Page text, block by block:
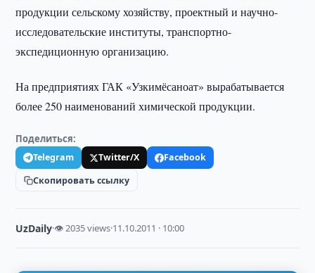
продукции сельскому хозяйству, проектный и научно-
исследовательские институты, транспортно-
экспедиционную организацию.
На предприятиях ГАК «Узкимёсаноат» вырабатывается
более 250 наименований химической продукции.
Поделиться:
Telegram Twitter/X
Facebook
Скопировать ссылку
UzDaily·👁 2035 views·11.10.2011 · 10:00